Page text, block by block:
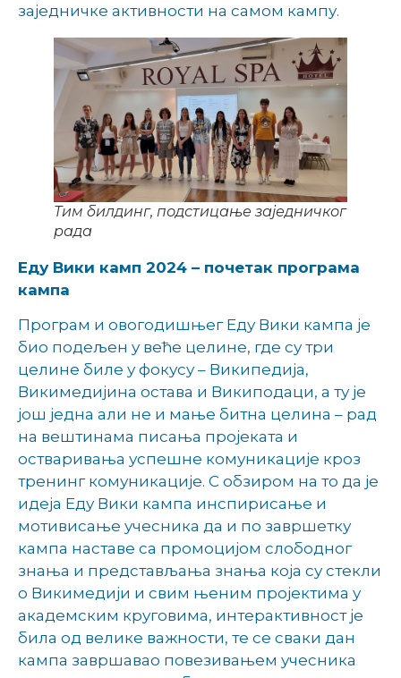
заједничке активности на самом кампу.
Тим билдинг, подстицање заједничког
рада
Еду Вики камп 2024 – почетак програма
кампа
Програм и овогодишњег Еду Вики кампа је
био подељен у веће целине, где су три
целине биле у фокусу – Википедија,
Викимедијина остава и Википодаци, а ту је
још једна али не и мање битна целина – рад
на вештинама писања пројеката и
остваривања успешне комуникације кроз
тренинг комуникације. С обзиром на то да је
идеја Еду Вики кампа инспирисање и
мотивисање учесника да и по завршетку
кампа наставе са промоцијом слободног
знања и представљања знања која су стекли
о Викимедији и свим њеним пројектима у
академским круговима, интерактивност је
била од велике важности, те се сваки дан
кампа завршавао повезивањем учесника